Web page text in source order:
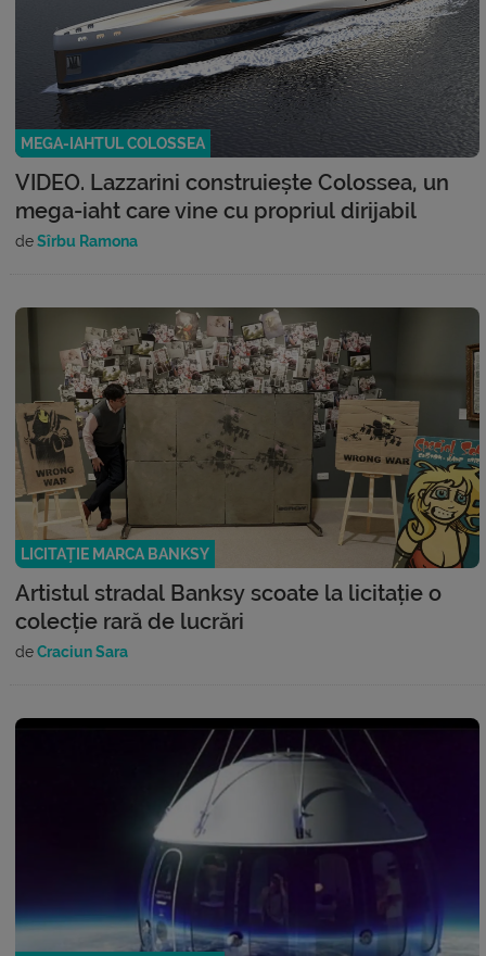
MEGA-IAHTUL COLOSSEA
VIDEO. Lazzarini construiește Colossea, un
mega-iaht care vine cu propriul dirijabil
deSîrbu Ramona
LICITAȚIE MARCA BANKSY
Artistul stradal Banksy scoate la licitație o
colecție rară de lucrări
deCraciun Sara